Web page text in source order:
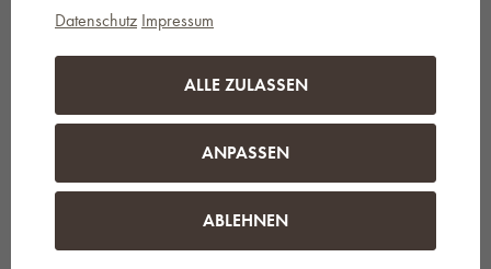
Wandschlauchbox:
1 x GARDENA PowerRoll XL Wandschlauchbox
1 x 35 m hochwertiger GARDENA Schlauch 13 mm (1/2")
1 x Verbindungsschlauch
Schlauchkupplung, Wasserkappe)
1 x Reinigungssprüher
1 x Wandhalterung mit Schrauben, Dübeln und Montagehilfe
Datenschutz Impressum
ALLE ZULASSEN
ANPASSEN
ABLEHNEN